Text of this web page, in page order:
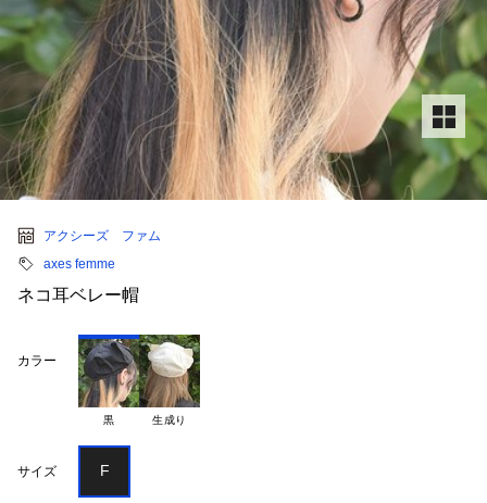
アクシーズ ファム
axes femme
ネコ耳ベレー帽
カラー
黒 生成り
サイズ F